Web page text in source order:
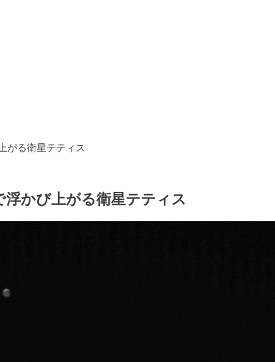
がる衛星テティス
浮かび上がる衛星テティス